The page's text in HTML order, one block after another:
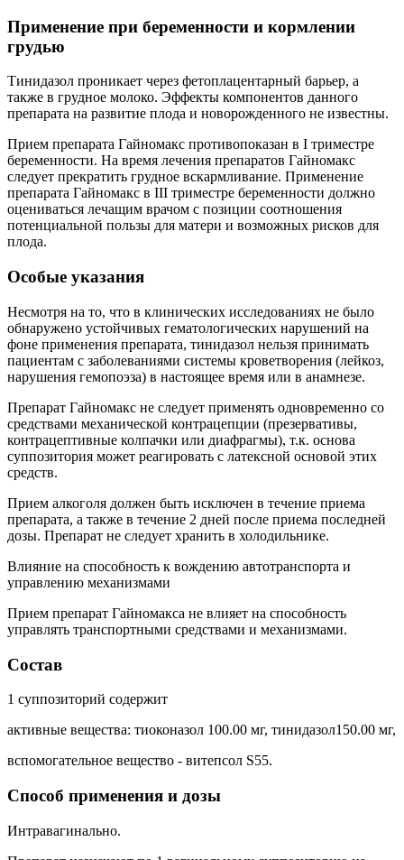
Применение при беременности и кормлении
грудью
Тинидазол проникает через фетоплацентарный барьер, а
также в грудное молоко. Эффекты компонентов данного
препарата на развитие плода и новорожденного не известны.
Прием препарата Гайномакс противопоказан в I триместре
беременности. На время лечения препаратов Гайномакс
следует прекратить грудное вскармливание. Применение
препарата Гайномакс в III триместре беременности должно
оцениваться лечащим врачом с позиции соотношения
потенциальной пользы для матери и возможных рисков для
плода.
Особые указания
Несмотря на то, что в клинических исследованиях не было
обнаружено устойчивых гематологических нарушений на
фоне применения препарата, тинидазол нельзя принимать
пациентам с заболеваниями системы кроветворения (лейкоз,
нарушения гемопоэза) в настоящее время или в анамнезе.
Препарат Гайномакс не следует применять одновременно со
средствами механической контрацепции (презервативы,
контрацептивные колпачки или диафрагмы), т.к. основа
суппозитория может реагировать с латексной основой этих
средств.
Прием алкоголя должен быть исключен в течение приема
препарата, а также в течение 2 дней после приема последней
дозы. Препарат не следует хранить в холодильнике.
Влияние на способность к вождению автотранспорта и
управлению механизмами
Прием препарат Гайномакса не влияет на способность
управлять транспортными средствами и механизмами.
Состав
1 суппозиторий содержит
активные вещества: тиоконазол 100.00 мг, тинидазол150.00 мг,
вспомогательное вещество - витепсол S55.
Способ применения и дозы
Интравагинально.